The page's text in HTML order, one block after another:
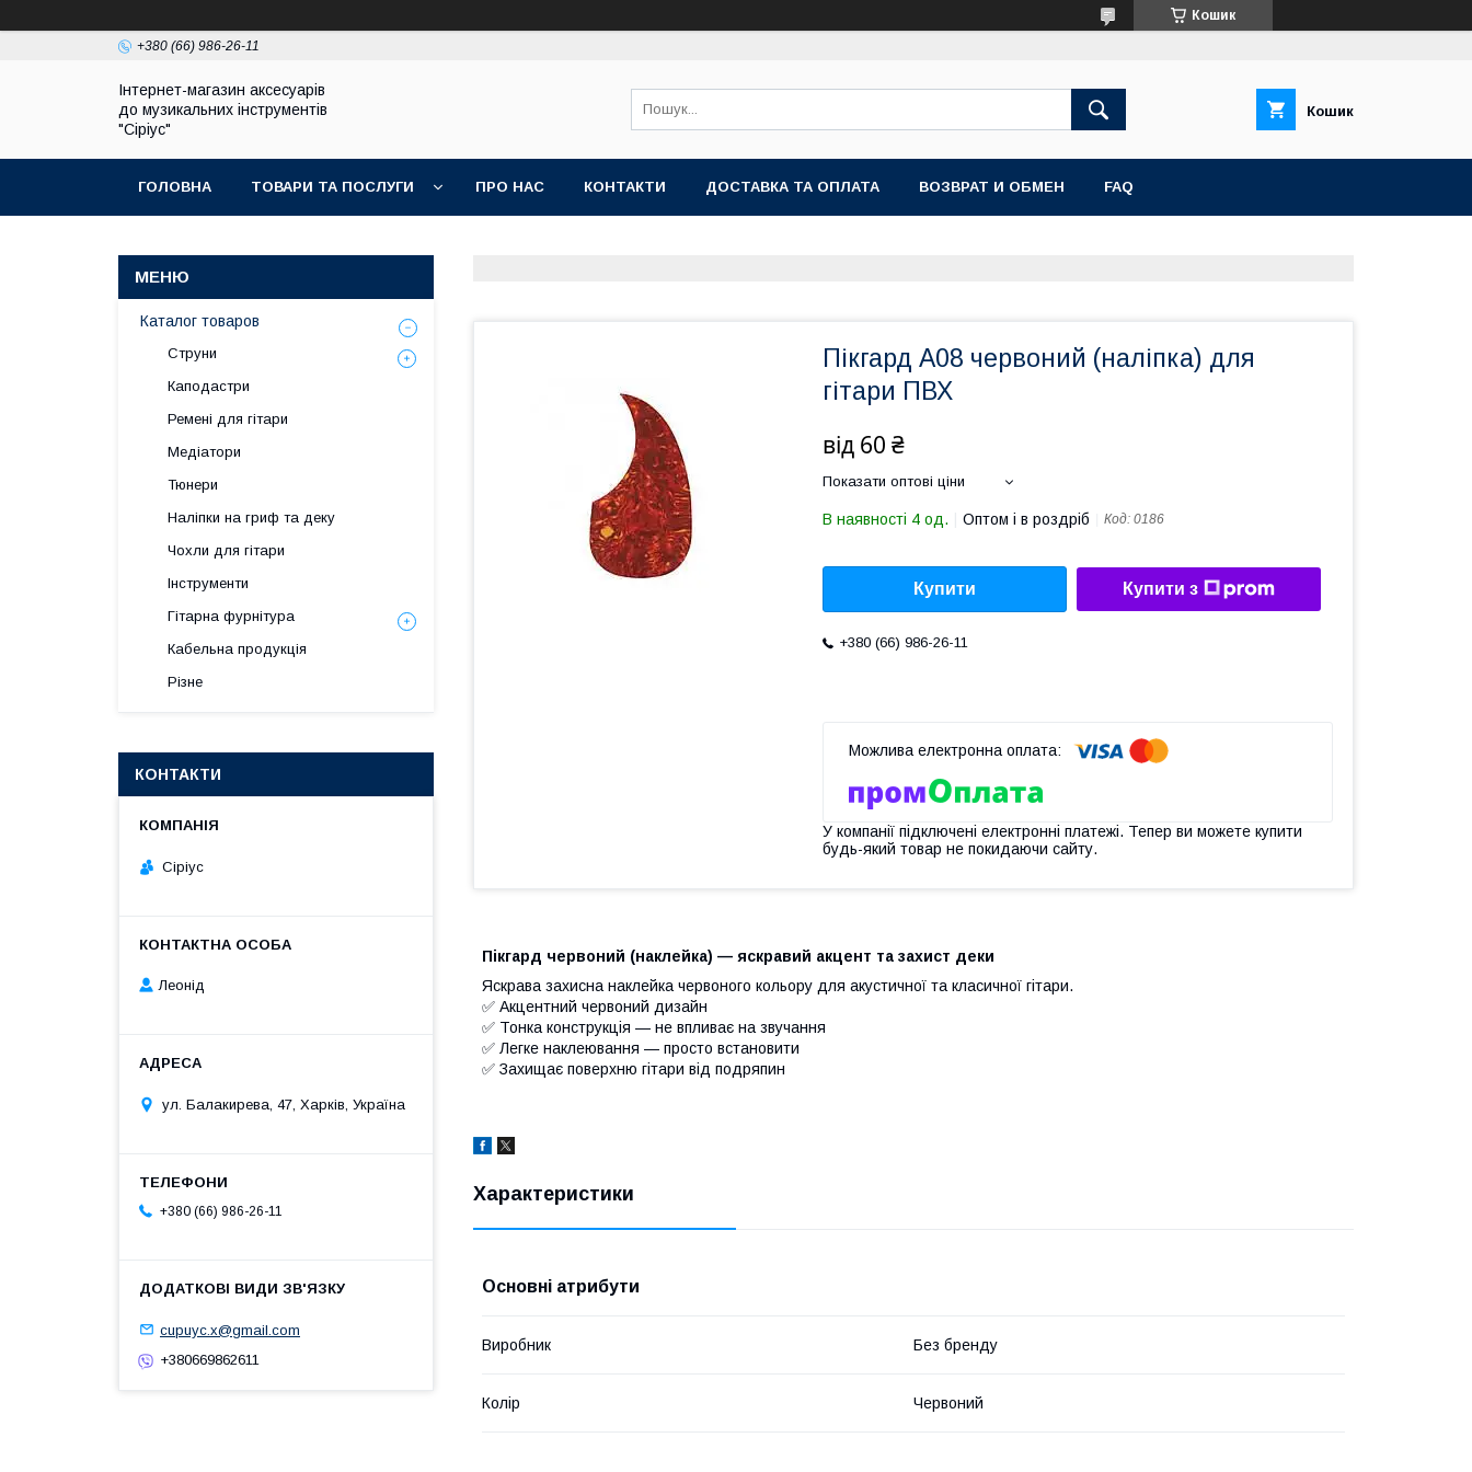
Кошик
+380 (66) 986-26-11
Інтернет-магазин аксесуарів
до музикальних інструментів
"Сіріус"
Кошик
ГОЛОВНА ТОВАРИ ТА ПОСЛУГИ ПРО НАС КОНТАКТИ ДОСТАВКА ТА ОПЛАТА ВОЗВРАТ И ОБМЕН FAQ
Пікгард A08 червоний (наліпка) для
гітари ПВХ
від 60 ₴
Показати оптові ціни
В наявності 4 од. Оптом і в роздріб Код: 0186
Купити Купити з
+380 (66) 986-26-11
У компанії підключені електронні платежі. Тепер ви можете купити
будь-який товар не покидаючи сайту.
Пікгард червоний (наклейка) — яскравий акцент та захист деки
Яскрава захисна наклейка червоного кольору для акустичної та класичної гітари.
✅ Акцентний червоний дизайн
✅ Тонка конструкція — не впливає на звучання
✅ Легке наклеювання — просто встановити
✅ Захищає поверхню гітари від подряпин
Характеристики
Основні атрибути
Виробник Без бренду
Колір Червоний
Каталог товаров
Струни
Каподастри
Ремені для гітари
Медіатори
Тюнери
Наліпки на гриф та деку
Чохли для гітари
Інструменти
Гітарна фурнітура
Кабельна продукція
Різне
КОНТАКТИ
Cipiyc
Леонід
ул. Балакирева, 47, Харків, Україна
+380 (66) 986-26-11
cupuyc.x@gmail.com
+380669862611